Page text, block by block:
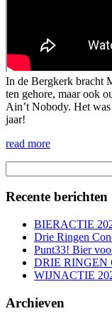
In de Bergkerk bracht
ten gehore, maar ook
Ain’t Nobody. Het
jaar!
read more
naar:
Recente berichten
BIERACTIE
Drie Ringen
Punt33! Bier
DRIE RINGEN
WIJNACTIE
Archieven